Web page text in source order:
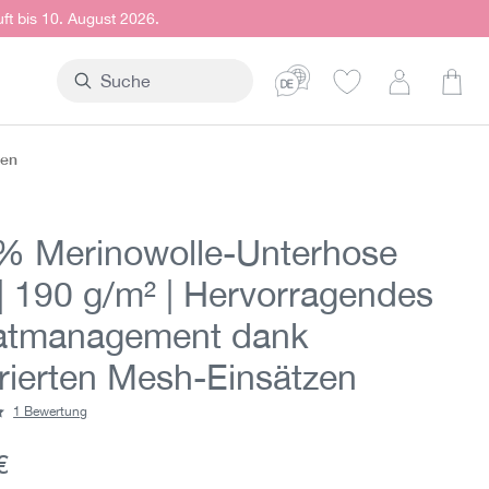
bis 10. August 2026.
Merinowolle-Unterhose
190 g/m² | Hervorragendes
dank
Mesh-Einsätzen
Preis:
1 Bewertung